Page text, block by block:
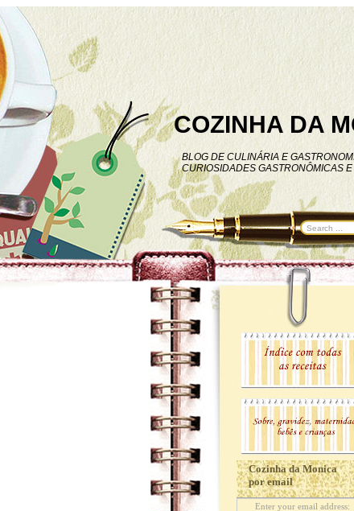
COZINHA DA
BLOG DE CULINÁRIA E
CURIOSIDADES GASTRONÔMICAS
Cozinha da Monica
por email
Enter your email address: